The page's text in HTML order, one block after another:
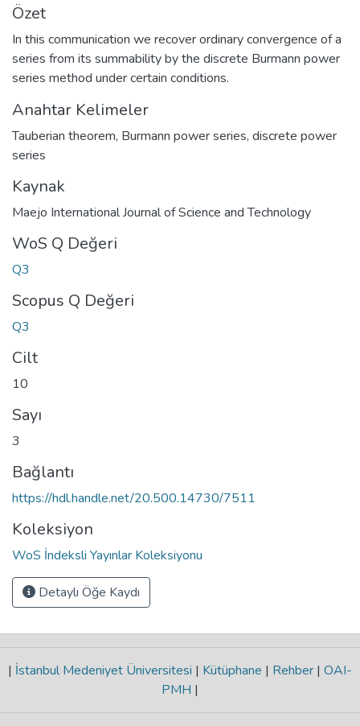
Özet
In this communication we recover ordinary convergence of a
series from its summability by the discrete Burmann power
series method under certain conditions.
Anahtar Kelimeler
Tauberian theorem, Burmann power series, discrete power
series
Kaynak
Maejo International Journal of Science and Technology
WoS Q Değeri
Q3
Scopus Q Değeri
Q3
Cilt
10
Sayı
3
Bağlantı
https://hdl.handle.net/20.500.14730/7511
Koleksiyon
WoS İndeksli Yayınlar Koleksiyonu
Detaylı Öğe Kaydı
| İstanbul Medeniyet Üniversitesi | Kütüphane | Rehber | OAI-
PMH |